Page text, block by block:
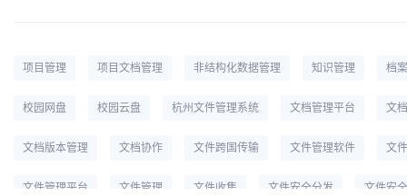
项目管理 项目文档管理 非结构化数据管理 知识管理 档
校园网盘 校园云盘 杭州文件管理系统 文档管理平台 文
文档版本管理 文档协作 文件跨国传输 文件管理软件 文
文件管理平台 文件管理 文件收集 文件安全分发 文件安全